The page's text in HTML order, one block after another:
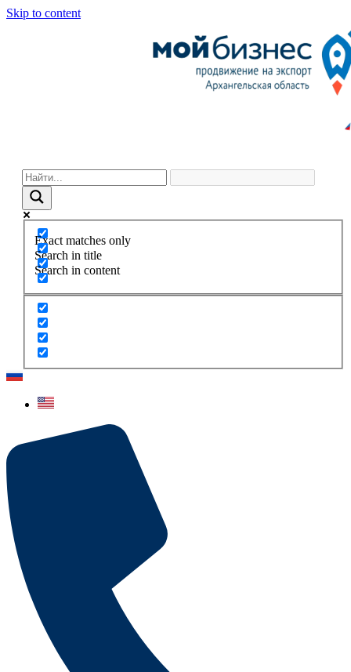
Skip to content
Exact matches only
Search in title
Search in content